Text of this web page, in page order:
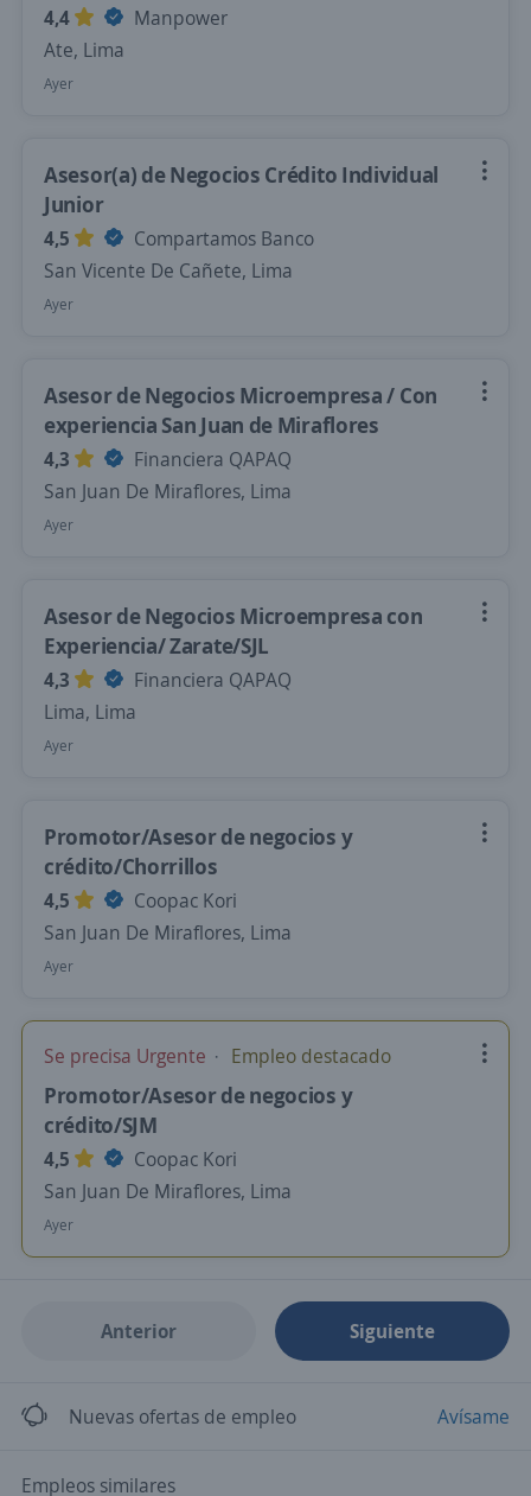
4,4
Manpower
Ate, Lima
Ayer
Asesor(a) de Negocios Crédito Individual
Junior
4,5
Compartamos Banco
San Vicente De Cañete, Lima
Ayer
Asesor de Negocios Microempresa / Con
experiencia San Juan de Miraflores
4,3
Financiera QAPAQ
San Juan De Miraflores, Lima
Ayer
Asesor de Negocios Microempresa con
Experiencia/ Zarate/SJL
4,3
Financiera QAPAQ
Lima, Lima
Ayer
Promotor/Asesor de negocios y
crédito/Chorrillos
4,5
Coopac Kori
San Juan De Miraflores, Lima
Ayer
Se precisa Urgente Empleo destacado
Promotor/Asesor de negocios y
crédito/SJM
4,5
Coopac Kori
San Juan De Miraflores, Lima
Ayer
Anterior Siguiente
Nuevas ofertas de empleo Avísame
Empleos similares